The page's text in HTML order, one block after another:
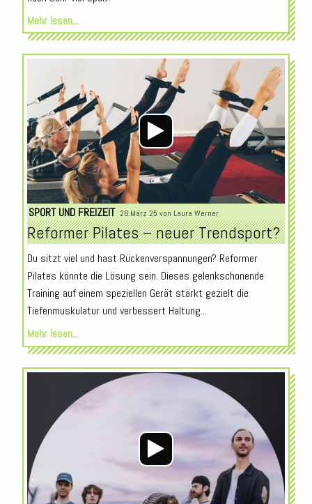
Mehr lesen...
Audio-
Player
SPORT UND FREIZEIT 26.März 25 von Laura Werner
Reformer Pilates – neuer Trendsport?
Du sitzt viel und hast Rückenverspannungen? Reformer
Pilates könnte die Lösung sein. Dieses gelenkschonende
Training auf einem speziellen Gerät stärkt gezielt die
Tiefenmuskulatur und verbessert Haltung...
Mehr lesen...
Audio-
Player